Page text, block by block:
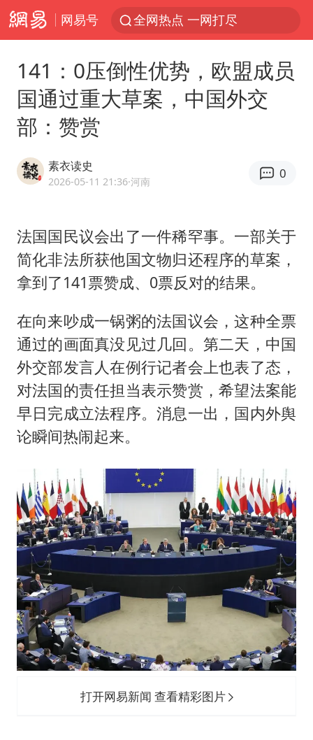
网易号 全网热点 一网打尽
141：0压倒性优势，欧盟成员
国通过重大草案，中国外交
部：赞赏
素衣读史
2026-05-11 21:36·河南
0
法国国民议会出了一件稀罕事。一部关于
简化非法所获他国文物归还程序的草案，
拿到了141票赞成、0票反对的结果。
在向来吵成一锅粥的法国议会，这种全票
通过的画面真没见过几回。第二天，中国
外交部发言人在例行记者会上也表了态，
对法国的责任担当表示赞赏，希望法案能
早日完成立法程序。消息一出，国内外舆
论瞬间热闹起来。
打开网易新闻 查看精彩图片